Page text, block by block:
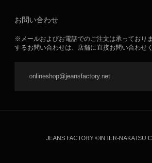
お問い合わせ
※メールおよびお電話でのご注文は承っており
するお問い合わせは、店舗に直接お問い合わせく
onlineshop@jeansfactory.net
JEANS FACTORY ©INTER-NAKATSU